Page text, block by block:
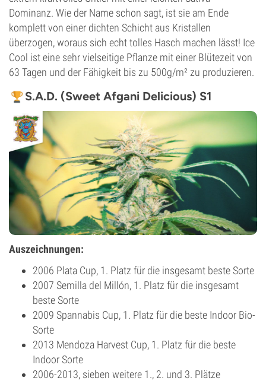
Dominanz. Wie der Name schon sagt, ist sie am Ende
komplett von einer dichten Schicht aus Kristallen
überzogen, woraus sich echt tolles Hasch machen lässt! Ice
Cool ist eine sehr vielseitige Pflanze mit einer Blütezeit von
63 Tagen und der Fähigkeit bis zu 500g/m² zu produzieren.
S.A.D. (Sweet Afgani Delicious) S1
Auszeichnungen:
2006 Plata Cup, 1. Platz für die insgesamt beste Sorte
2007 Semilla del Millón, 1. Platz für die insgesamt
beste Sorte
2009 Spannabis Cup, 1. Platz für die beste Indoor Bio-
Sorte
2013 Mendoza Harvest Cup, 1. Platz für die beste
Indoor Sorte
2006-2013, sieben weitere 1., 2. und 3. Plätze